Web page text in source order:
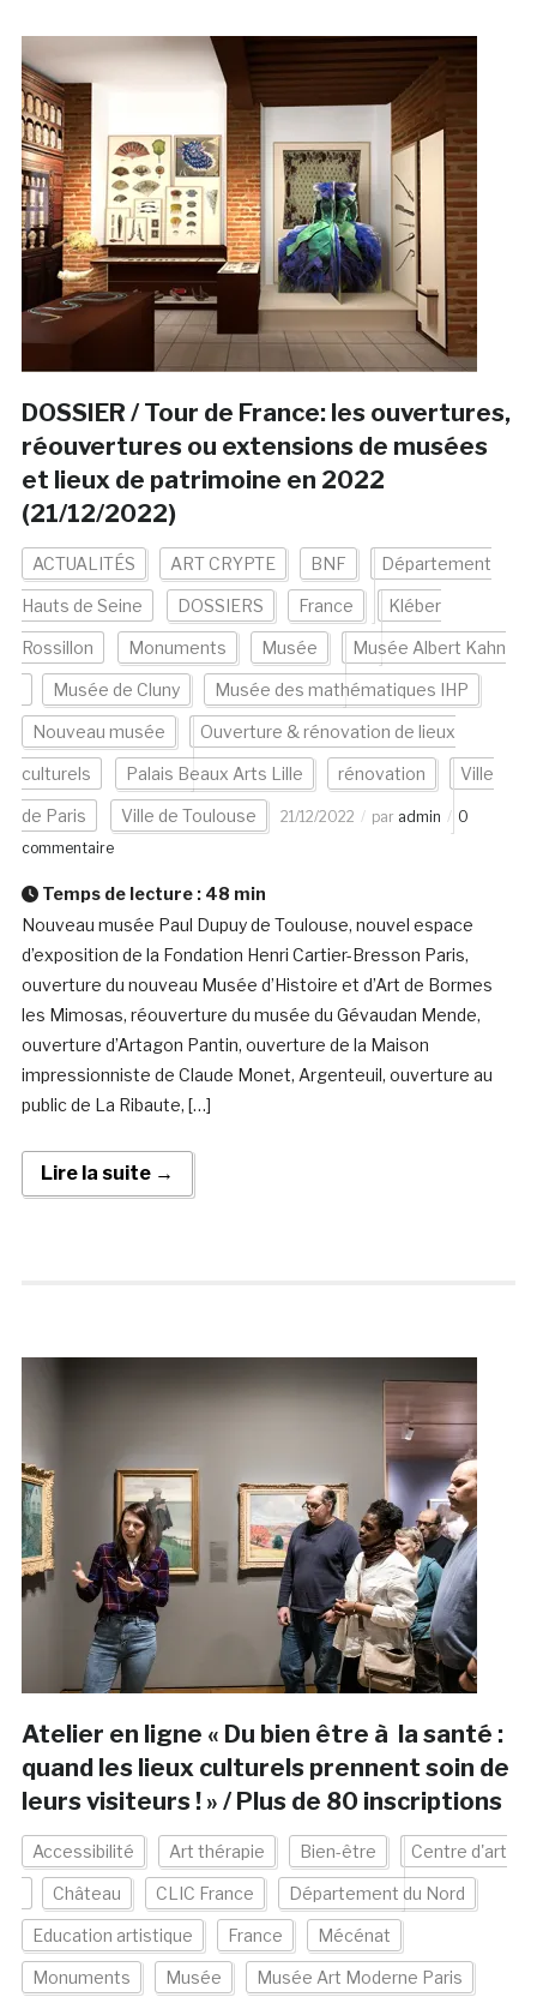
DOSSIER / Tour de France: les ouvertures,
réouvertures ou extensions de musées
et lieux de patrimoine en 2022
(21/12/2022)
ACTUALITÉS ART CRYPTE BNF Département
Hauts de Seine DOSSIERS France Kléber
Rossillon Monuments Musée Musée Albert Kahn
Musée de Cluny Musée des mathématiques IHP
Nouveau musée Ouverture & rénovation de lieux
culturels Palais Beaux Arts Lille rénovation Ville
de Paris Ville de Toulouse 21/12/2022 par admin
0
commentaire
Temps de lecture : 48 min
Nouveau musée Paul Dupuy de Toulouse, nouvel espace
d’exposition de la Fondation Henri Cartier-Bresson Paris,
ouverture du nouveau Musée d’Histoire et d’Art de Bormes
les Mimosas, réouverture du musée du Gévaudan Mende,
ouverture d’Artagon Pantin, ouverture de la Maison
impressionniste de Claude Monet, Argenteuil, ouverture au
public de La Ribaute, […]
Lire la suite →
Atelier en ligne « Du bien être à la santé :
quand les lieux culturels prennent soin de
leurs visiteurs ! » / Plus de 80 inscriptions
Accessibilité Art thérapie Bien-être Centre d'art
Château CLIC France Département du Nord
Education artistique France Mécénat
Monuments Musée Musée Art Moderne Paris